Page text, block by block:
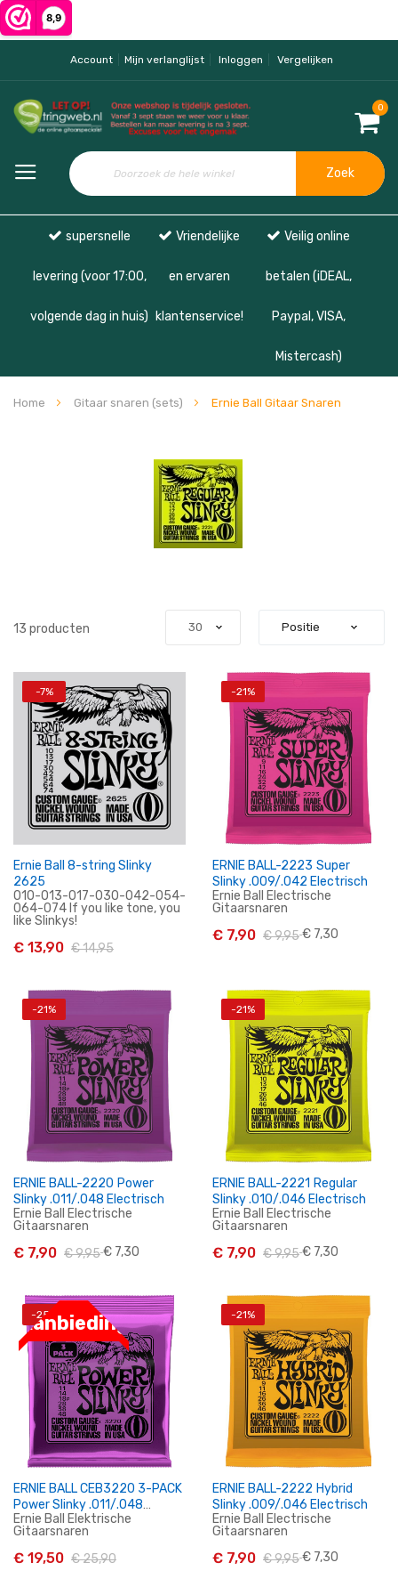
Account Mijn verlanglijst Inloggen Vergelijken
0
Zoek
supersnelle
levering (voor 17:00,
volgende dag in huis)
Vriendelijke
en ervaren
klantenservice!
Veilig online
betalen (iDEAL,
Paypal, VISA,
Mistercash)
Home Gitaar snaren (sets) Ernie Ball Gitaar Snaren
13 producten
-7%
In Winkelwagen
Ernie Ball 8-string Slinky
2625
010-013-017-030-042-054-
064-074 If you like tone, you
like Slinkys!
€ 13,90 € 14,95
-21%
In Winkelwagen
ERNIE BALL-2223 Super
Slinky .009/.042 Electrisch
Ernie Ball Electrische
Gitaarsnaren
€ 7,90 € 9,95€ 7,30
-21%
In Winkelwagen
ERNIE BALL-2220 Power
Slinky .011/.048 Electrisch
Ernie Ball Electrische
Gitaarsnaren
€ 7,90 € 9,95€ 7,30
-21%
ERNIE BALL-2221 Regular
Slinky .010/.046 Electrisch
Ernie Ball Electrische
Gitaarsnaren
€ 7,90 € 9,95€ 7,30
Aanbieding
-25%
ERNIE BALL CEB3220 3-PACK
Power Slinky .011/.048
Elektrisch
Ernie Ball Elektrische
Gitaarsnaren
€ 19,50 € 25,90
-21%
ERNIE BALL-2222 Hybrid
Slinky .009/.046 Electrisch
Ernie Ball Electrische
Gitaarsnaren
€ 7,90 € 9,95€ 7,30